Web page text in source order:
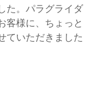
た。パラグライダ
客様に、ちょっと
ていただきました